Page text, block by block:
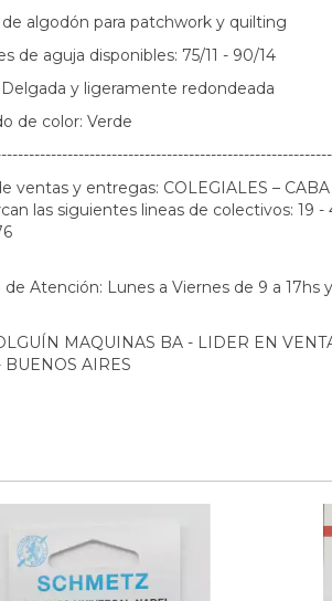
de algodón para patchwork y quilting
de aguja disponibles: 75/11 - 90/14
y ligeramente redondeada
de color: Verde
ventas y entregas: COLEGIALES –
las siguientes lineas de colectivos: 19 -
de Atención: Lunes a Viernes de 9 a 17hs
MAQUINAS BA - LIDER EN
BUENOS AIRES